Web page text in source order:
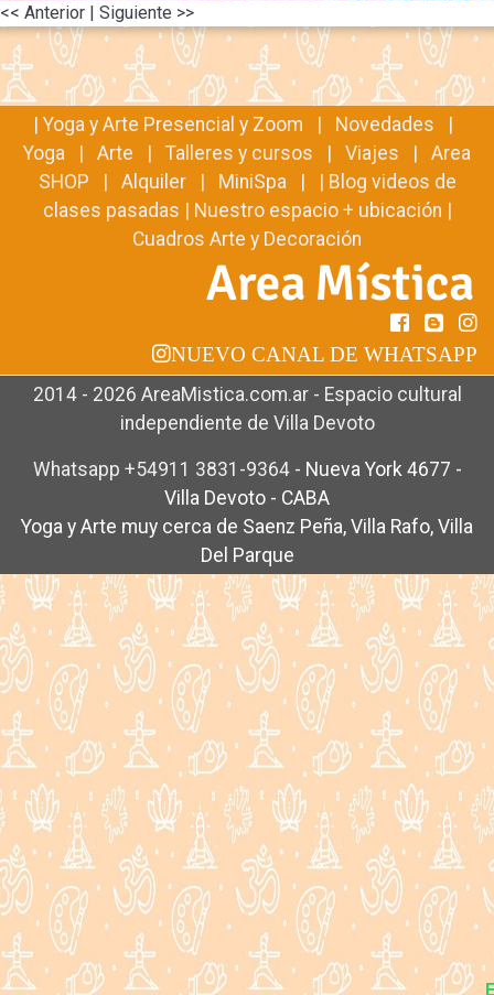
<< Anterior | Siguiente >>
| Yoga y Arte Presencial y Zoom | Novedades
|
Yoga
| Arte | Talleres y cursos | Viajes | Area
SHOP | Alquiler| MiniSpa | | Blog videos de
clases pasadas | Nuestro espacio + ubicación |
Cuadros Arte y Decoración
NUEVO CANAL DE WHATSAPP
2014 - 2026 AreaMistica.com.ar - Espacio cultural
independiente de Villa Devoto
Whatsapp +54911 3831-9364 - Nueva York 4677 -
Villa Devoto - CABA
Yoga y Arte muy cerca de Saenz Peña, Villa Rafo, Villa
Del Parque